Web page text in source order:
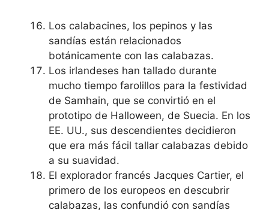
Los calabacines, los pepinos y las
sandías están relacionados
botánicamente con las calabazas.
Los irlandeses han tallado durante
mucho tiempo farolillos para la festividad
de Samhain, que se convirtió en el
prototipo de Halloween, de Suecia. En los
EE. UU., sus descendientes decidieron
que era más fácil tallar calabazas debido
a su suavidad.
El explorador francés Jacques Cartier, el
primero de los europeos en descubrir
calabazas, las confundió con sandías